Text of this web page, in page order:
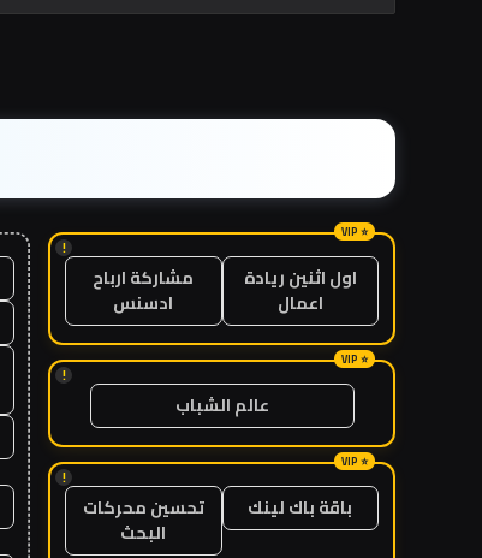
!
اول اثنين ريادة
اعمال
مشاركة ارباح
ادسنس
!
عالم الشباب
!
باقة باك لينك
تحسين محركات
البحث